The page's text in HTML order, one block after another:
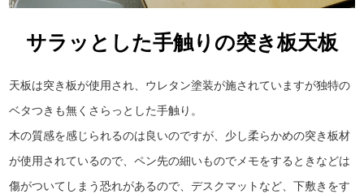
サラッとした手触りの突き板天板
天板は突き板が使用され、ウレタン塗装が施されていますが独特の
ベタつきも無くさらっとした手触り。
木の質感を感じられるのは良いのですが、少し柔らかめの突き板材
が使用されているので、ペン先の細いものでメモをするときなどは
傷がついてしまう恐れがあるので、デスクマットなど、下敷きをす